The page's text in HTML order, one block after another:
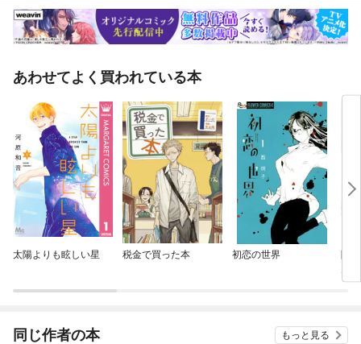
あわせてよく買われている本
太陽よりも眩しい星 税金で買った本 初恋の世界
隣
同じ作者の本 もっと見る